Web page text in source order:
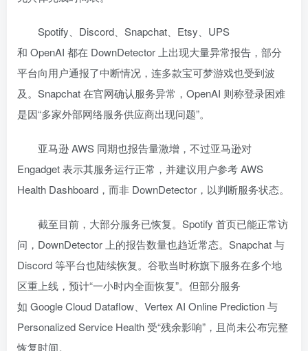
Spotify、Discord、Snapchat、Etsy、UPS
和 OpenAI 都在 DownDetector 上出现大量异常报告，部分
平台向用户通报了中断情况，连多款宝可梦游戏也受到波
及。Snapchat 在官网确认服务异常，OpenAI 则称登录困难
是因“多家外部网络服务供应商出现问题”。
亚马逊 AWS 同期也报告量激增，不过亚马逊对
Engadget 表示其服务运行正常，并建议用户参考 AWS
Health Dashboard，而非 DownDetector，以判断服务状态。
截至目前，大部分服务已恢复。Spotify 首页已能正常访
问，DownDetector 上的报告数量也趋近常态。Snapchat 与
Discord 等平台也陆续恢复。谷歌当时称旗下服务在多个地
区重上线，预计“一小时内全面恢复”。但部分服务
如 Google Cloud Dataflow、Vertex AI Online Prediction 与
Personalized Service Health 受“残余影响”，且尚未公布完整
恢复时间。